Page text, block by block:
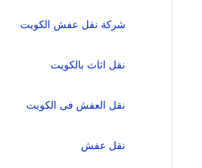
شركة نقل عفش الكويت
نقل اثاث بالكويت
نقل العفش فى الكويت
نقل عفش